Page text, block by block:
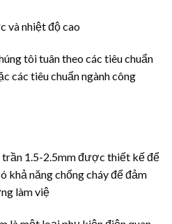
và nhiệt độ cao
tôi tuân theo các tiêu chuẩn
các tiêu chuẩn ngành công
trần 1.5-2.5mm được thiết kế để
khả năng chống cháy để đảm
làm việ